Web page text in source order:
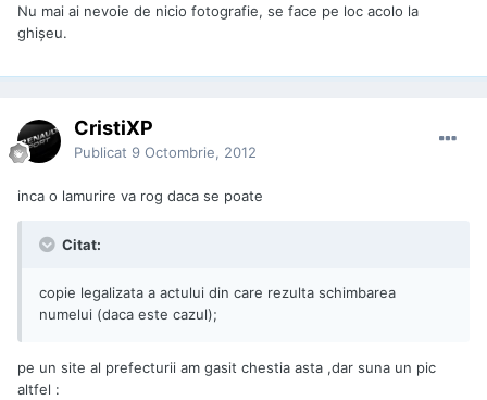
Nu mai ai nevoie de nicio fotografie, se face pe loc acolo la
ghișeu.
CristiXP
Publicat 9 Octombrie, 2012
inca o lamurire va rog daca se poate
Citat:
copie legalizata a actului din care rezulta schimbarea
numelui (daca este cazul);
pe un site al prefecturii am gasit chestia asta ,dar suna un pic
altfel :